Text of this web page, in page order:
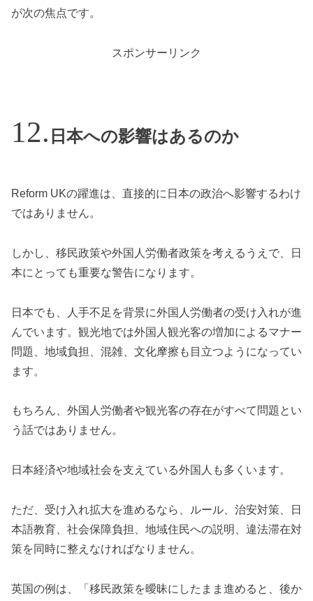
が次の焦点です。
スポンサーリンク
日本への影響はあるのか
Reform UKの躍進は、直接的に日本の政治へ影響するわけ
ではありません。
しかし、移民政策や外国人労働者政策を考えるうえで、日
本にとっても重要な警告になります。
日本でも、人手不足を背景に外国人労働者の受け入れが進
んでいます。観光地では外国人観光客の増加によるマナー
問題、地域負担、混雑、文化摩擦も目立つようになってい
ます。
もちろん、外国人労働者や観光客の存在がすべて問題とい
う話ではありません。
日本経済や地域社会を支えている外国人も多くいます。
ただ、受け入れ拡大を進めるなら、ルール、治安対策、日
本語教育、社会保障負担、地域住民への説明、違法滞在対
策を同時に整えなければなりません。
英国の例は、「移民政策を曖昧にしたまま進めると、後か